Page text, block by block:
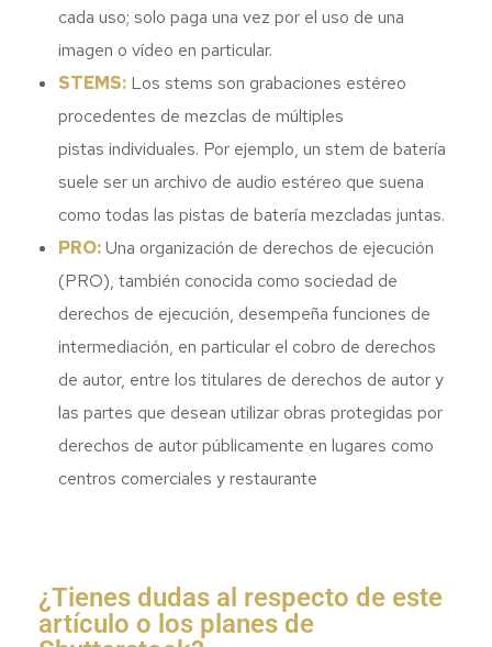
cada uso; solo paga una vez por el uso de una
imagen o vídeo en particular.
STEMS: Los stems son grabaciones estéreo
procedentes de mezclas de múltiples
pistas individuales. Por ejemplo, un stem de batería
suele ser un archivo de audio estéreo que suena
como todas las pistas de batería mezcladas juntas.
PRO:Una organización de derechos de ejecución
(PRO), también conocida como sociedad de
derechos de ejecución, desempeña funciones de
intermediación, en particular el cobro de derechos
de autor, entre los titulares de derechos de autor y
las partes que desean utilizar obras protegidas por
derechos de autor públicamente en lugares como
centros comerciales y restaurante
¿Tienes dudas al respecto de este
artículo o los planes de